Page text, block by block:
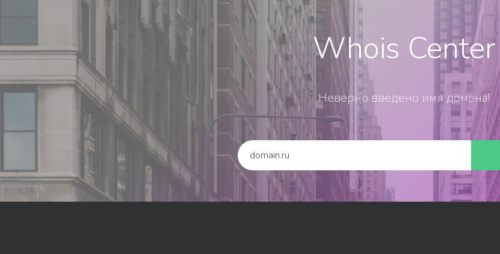
Whois Center
Неверно введено имя домена!